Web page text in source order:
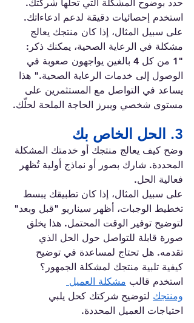
حدد بوضوح المشكلة التي تحلها شركتك.
استخدم إحصائيات دقيقة لدعم ادعاءاتك.
على سبيل المثال، إذا كان منتجك يعالج
مشكلة في الرعاية الصحية، يمكنك ذكر:
"1 من كل 4 بالغين يواجهون صعوبة في
الوصول إلى خدمات الرعاية الصحية." هذا
يساعد في التواصل مع المستثمرين على
مستوى شخصي ويبرز الحاجة الملحة لحلّك.
3. الحل الخاص بك
وضح كيف يعالج منتجك أو خدمتك المشكلة
المحددة. شارك بصور أو نماذج أولية تُظهر
فعالية الحل.
على سبيل المثال، إذا كان تطبيقك يبسط
تخطيط الوجبات، أظهر سيناريو "قبل وبعد"
لتوضيح توفير الوقت المحتمل. هذا يخلق
صورة قابلة للتواصل حول الحل الذي
تقدمه. هل تحتاج لمساعدة في توضيح
كيفية تلبية منتجك لمشكلة الجمهور؟
استخدم قالب مشكلة العميل
ومنتجك لتوضيح شركتك كحل يلبي
احتياجات العميل المحددة.